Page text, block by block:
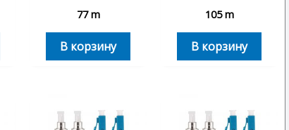
77m
В корзину
105m
В корзину